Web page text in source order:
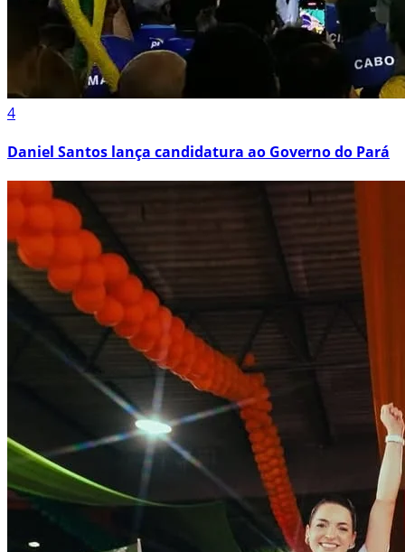
4
Daniel Santos lança candidatura ao Governo do Pará